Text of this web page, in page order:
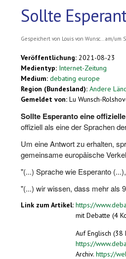
Sollte
Gespeichert von Louis von Wunsc...am/um
Veröffentlichung: 2021-08-23
Medientyp: Internet-Zeitung
Medium: debating europe
Region (Bundesland): Andere
Gemeldet von: Lu Wunsch-
Sollte Esperanto eine
offiziell als eine der Sprachen
Um eine Antwort zu erhalten,
gemeinsame europäische
"(...) Sprache wie Esperanto
"(...) wir wissen, dass mehr als
Link zum Artikel: https://
mit Debatte (4
Auf Englisch
https://
Archiv. https://